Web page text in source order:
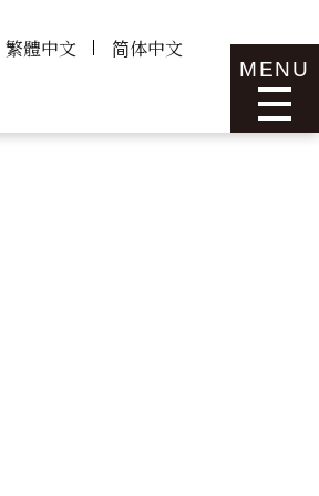
MENU
繁體中文 简体中文